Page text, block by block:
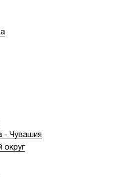
- Чувашия
округ